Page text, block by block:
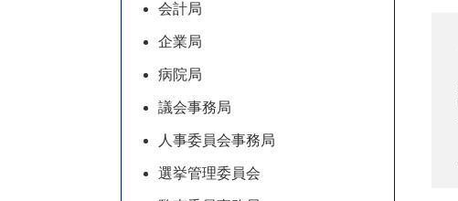
会計局
企業局
病院局
議会事務局
人事委員会事務局
選挙管理委員会